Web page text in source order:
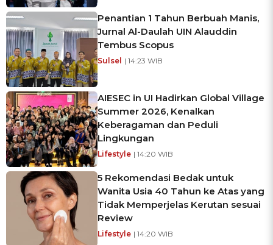
Penantian 1 Tahun Berbuah Manis,
Jurnal Al-Daulah UIN Alauddin
Tembus Scopus
Sulsel | 14:23 WIB
AIESEC in UI Hadirkan Global Village
Summer 2026, Kenalkan
Keberagaman dan Peduli
Lingkungan
Lifestyle | 14:20 WIB
5 Rekomendasi Bedak untuk
Wanita Usia 40 Tahun ke Atas yang
Tidak Memperjelas Kerutan sesuai
Review
Lifestyle | 14:20 WIB